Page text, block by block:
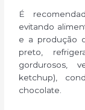
É
evitando
e a produção
preto,
gordurosos,
ketchup),
chocolate.